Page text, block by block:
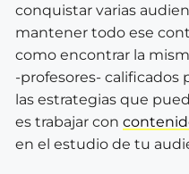
conquistar varias
mantener todo ese
como encontrar la
-profesores- calificados
las estrategias que
es trabajar con
en el estudio de tu